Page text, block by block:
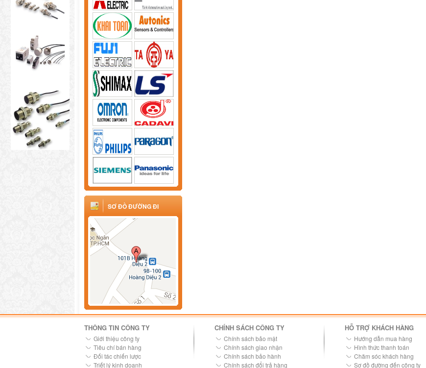
SƠ ĐỒ ĐƯỜNG ĐI
THÔNG TIN CÔNG TY
Giới thiệu công ty
Tiêu chí bán hàng
Đối tác chiến lược
Triết lý kinh doanh
CHÍNH SÁCH CÔNG TY
Chính sách bảo mật
Chính sách giao nhận
Chính sách bảo hành
Chính sách đổi trả hàng
HỖ TRỢ KHÁCH HÀNG
Hướng dẫn mua hàng
Hình thức thanh toán
Chăm sóc khách hàng
Sơ đồ đường đến công ty